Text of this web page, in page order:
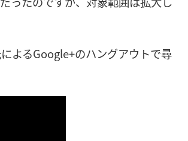
よるGoogle+のハングアウトで尋